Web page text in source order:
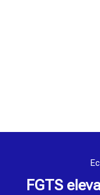
FGTS